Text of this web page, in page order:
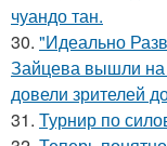
чуандо тан.
30. "Идеально
Зайцева вышли на
довели зрителей
31. Турнир по